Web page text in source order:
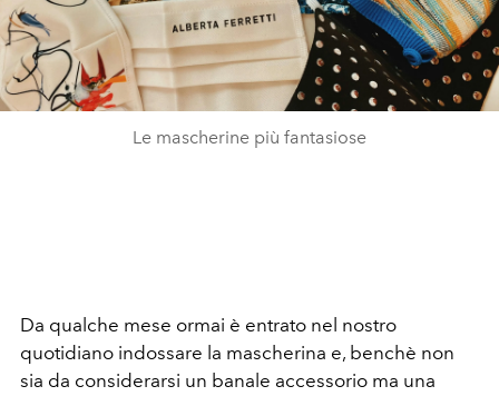
Le mascherine più fantasiose
Da qualche mese ormai è entrato nel nostro
quotidiano indossare la mascherina e, benchè non
sia da considerarsi un banale accessorio ma una